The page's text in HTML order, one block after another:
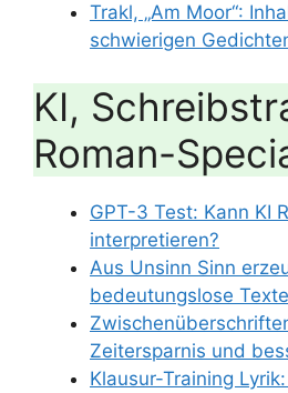
Trakl, „Am Moor“:
schwierigen
KI,
Roman-
GPT-3 Test: Kann KI
interpretieren?
Aus Unsinn Sinn
bedeutungslose
Zeitersparnis und
Klausur-Training